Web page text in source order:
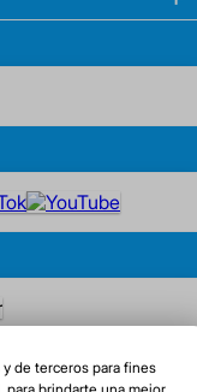
de terceros para fines
DE C.V. | SIMITEL 800 911